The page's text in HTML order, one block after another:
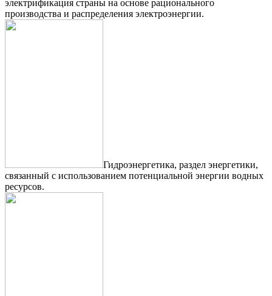
электрификация страны на основе рационального
производства и распределения электроэнергии.
Гидроэнергетика, раздел энергетики,
связанный с использованием потенциальной энергии водных
ресурсов.